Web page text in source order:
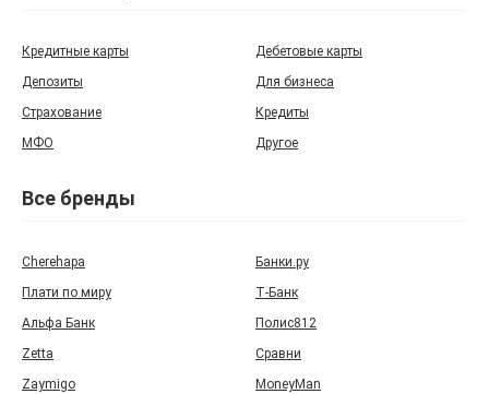
Кредитные карты
Дебетовые карты
Депозиты
Для бизнеса
Страхование
Кредиты
МФО
Другое
Все бренды
Cherehapa
Банки.ру
Плати по миру
Т‑Банк
Альфа Банк
Полис812
Zetta
Сравни
Zaymigo
MoneyMan